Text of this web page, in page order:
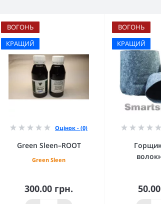
ВОГОНЬ
КРАЩИЙ
Оцінок - (0)
Green Sleen–ROOT
Green Sleen
300.00 грн.
ВОГОНЬ
КРАЩИЙ